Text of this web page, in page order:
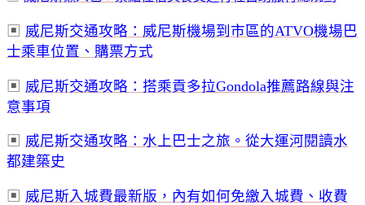
▣ 威尼斯交通攻略：威尼斯機場到市區的ATVO機場巴
士乘車位置、購票方式
▣ 威尼斯交通攻略：搭乘貢多拉Gondola推薦路線與注
意事項
▣ 威尼斯交通攻略：水上巴士之旅。從大運河閱讀水
都建築史
▣ 威尼斯入城費最新版，內有如何免繳入城費、收費